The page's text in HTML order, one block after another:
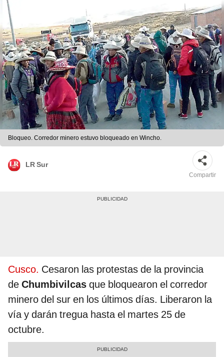
Bloqueo. Corredor minero estuvo bloqueado en Wincho.
LR Sur
Compartir
Cusco. Cesaron las protestas de la provincia
de Chumbivilcas que bloquearon el corredor
minero del sur en los últimos días. Liberaron la
vía y darán tregua hasta el martes 25 de
octubre.